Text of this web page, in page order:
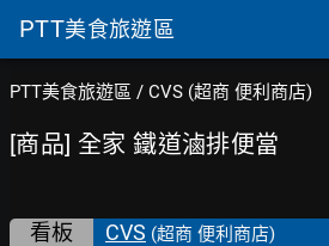
PTT美食旅遊區
PTT美食旅遊區 / CVS (超商 便利商店)
[商品] 全家 鐵道滷排便當
看板 CVS (超商 便利商店)